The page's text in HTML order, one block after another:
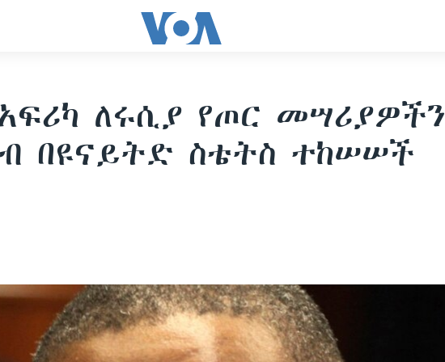
ለሩሲያ የጦር መሣሪያዎችን
በዩናይትድ ስቴትስ ተከሠሠች